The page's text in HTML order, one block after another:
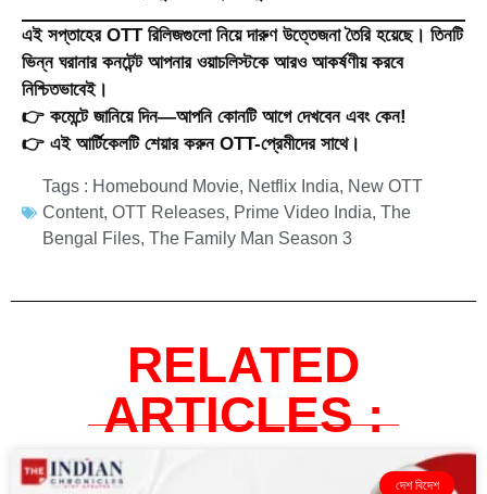
এই সপ্তাহের OTT রিলিজগুলো নিয়ে দারুণ উত্তেজনা তৈরি হয়েছে। তিনটি
ভিন্ন ঘরানার কনটেন্ট আপনার ওয়াচলিস্টকে আরও আকর্ষণীয় করবে
নিশ্চিতভাবেই।
👉 কমেন্টে জানিয়ে দিন—আপনি কোনটি আগে দেখবেন এবং কেন!
👉 এই আর্টিকেলটি শেয়ার করুন OTT-প্রেমীদের সাথে।
Tags : Homebound Movie, Netflix India, New OTT
Content, OTT Releases, Prime Video India, The
Bengal Files, The Family Man Season 3
RELATED
ARTICLES :
দেশ বিদেশ